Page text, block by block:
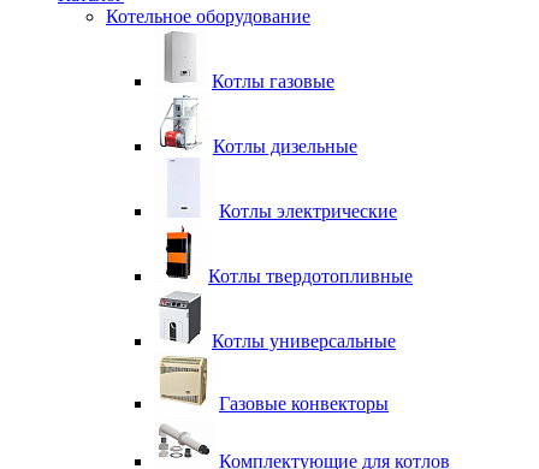
Котельное оборудование
Котлы газовые
Котлы дизельные
Котлы электрические
Котлы твердотопливные
Котлы универсальные
Газовые конвекторы
Комплектующие для котлов